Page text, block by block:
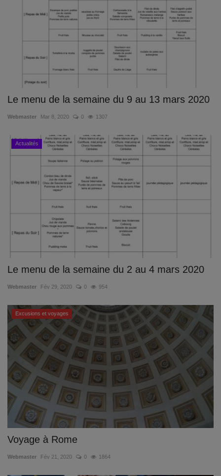
Le menu de la semaine du 9 au 13 mars 2020
Webmaster Mar 8, 2020 0 1307
Actualités
Le menu de la semaine du 2 au 4 mars 2020
Webmaster Fév 29, 2020 0 954
Excusions et voyages
Voyage à Rome
Webmaster Fév 21, 2020 0 1864